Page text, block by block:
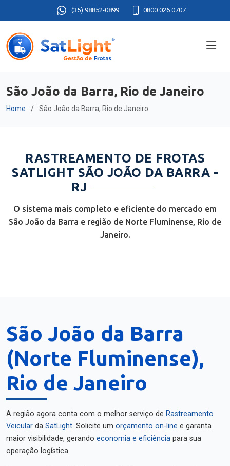
(35) 98852-0899 0800 026 0707
São João da Barra, Rio de Janeiro
Home São João da Barra, Rio de Janeiro
RASTREAMENTO DE FROTAS
SATLIGHT SÃO JOÃO DA BARRA -
RJ
O sistema mais completo e eficiente do mercado em
São João da Barra e região de Norte Fluminense, Rio de
Janeiro.
São João da Barra
(Norte Fluminense),
Rio de Janeiro
A região agora conta com o melhor serviço de Rastreamento
Veicular da SatLight. Solicite um orçamento on-line e garanta
maior visibilidade, gerando economia e eficiência para sua
operação logística.